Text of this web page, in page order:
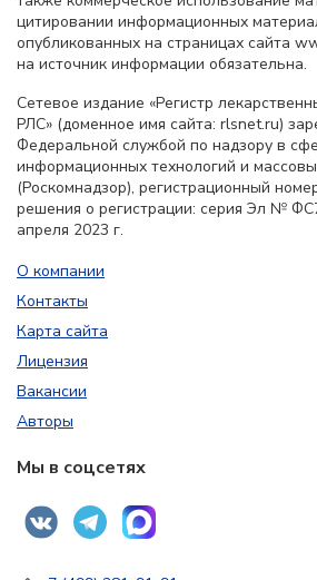
цитировании информационных
опубликованных на страницах сайта
на источник информации обязательна.
Сетевое издание «Регистр
РЛС» (доменное имя сайта: rlsnet.ru)
Федеральной службой по надзору в
информационных технологий и
(Роскомнадзор), регистрационный
решения о регистрации: серия Эл №
апреля 2023 г.
О компании
Контакты
Карта сайта
Лицензия
Вакансии
Авторы
Мы в соцсетях